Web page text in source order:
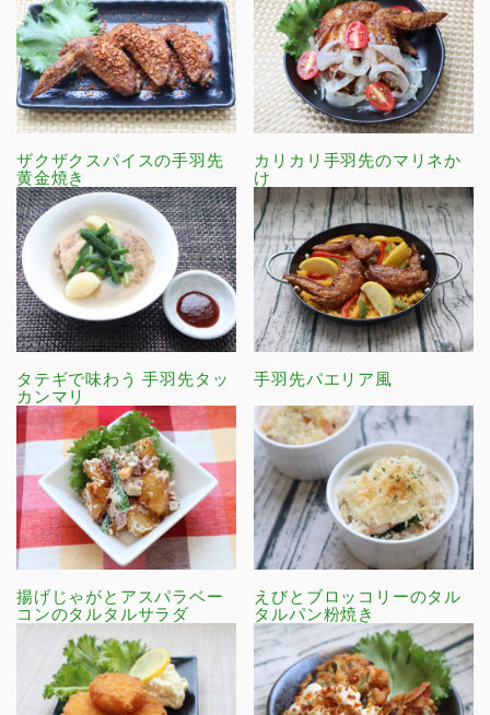
ザクザクスパイスの手羽先
黄金焼き
カリカリ手羽先のマリネか
け
タテギで味わう 手羽先タッ
カンマリ
手羽先パエリア風
揚げじゃがとアスパラベー
コンのタルタルサラダ
えびとブロッコリーのタル
タルパン粉焼き